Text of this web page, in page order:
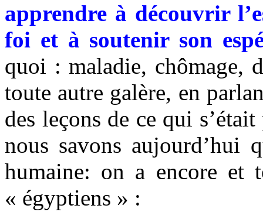
apprendre à découvrir
foi et à soutenir son
quoi : maladie, chômage,
toute autre galère, en
des leçons de ce qui
nous savons aujourd’hui
humaine: on a encore et
« égyptiens » :